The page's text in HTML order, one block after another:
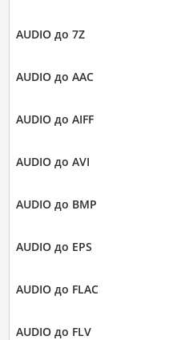
AUDIO до 7Z
AUDIO до AAC
AUDIO до AIFF
AUDIO до AVI
AUDIO до BMP
AUDIO до EPS
AUDIO до FLAC
AUDIO до FLV